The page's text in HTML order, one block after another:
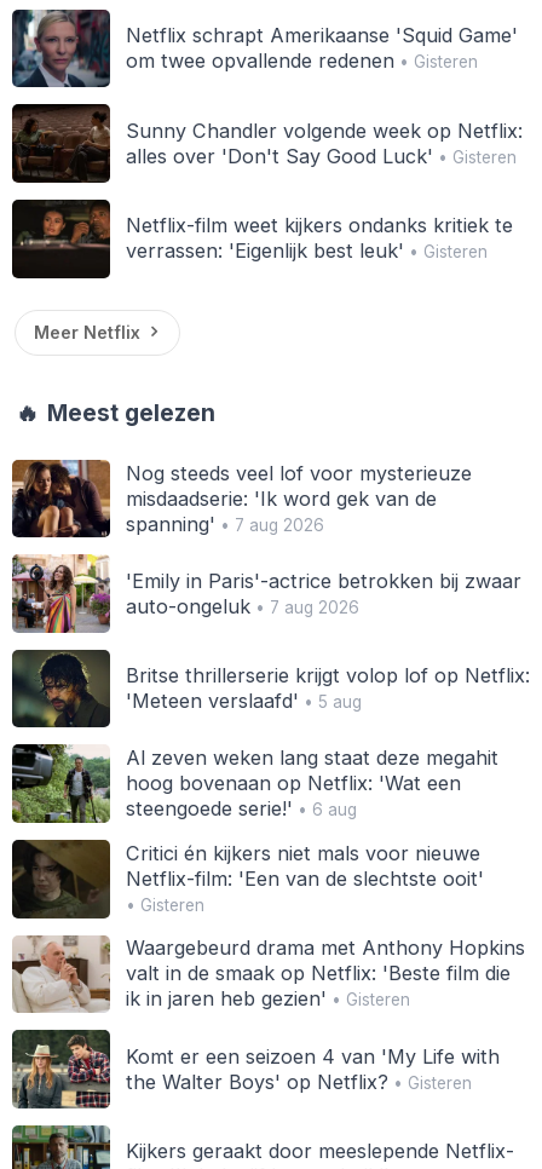
Netflix schrapt Amerikaanse 'Squid Game'
om twee opvallende redenen• Gisteren
Sunny Chandler volgende week op Netflix:
alles over 'Don't Say Good Luck' • Gisteren
Netflix-film weet kijkers ondanks kritiek te
verrassen: 'Eigenlijk best leuk' • Gisteren
Meer Netflix
🔥 Meest gelezen
Nog steeds veel lof voor mysterieuze
misdaadserie: 'Ik word gek van de
spanning' • 7 aug 2026
'Emily in Paris'-actrice betrokken bij zwaar
auto-ongeluk• 7 aug 2026
Britse thrillerserie krijgt volop lof op Netflix:
'Meteen verslaafd' • 5 aug
Al zeven weken lang staat deze megahit
hoog bovenaan op Netflix: 'Wat een
steengoede serie!' • 6 aug
Critici én kijkers niet mals voor nieuwe
Netflix-film: 'Een van de slechtste ooit'
• Gisteren
Waargebeurd drama met Anthony Hopkins
valt in de smaak op Netflix: 'Beste film die
ik in jaren heb gezien' • Gisteren
Komt er een seizoen 4 van 'My Life with
the Walter Boys' op Netflix? • Gisteren
Kijkers geraakt door meeslepende Netflix-